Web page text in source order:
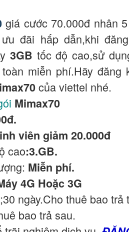
giá cước 70.000đ nhân
đãi hấp dẫn,khi
3GB tốc độ cao,sử
miễn phí.Hãy đăng
của viettel nhé.
Mimax70
viên giảm 20.000đ
cao:3.GB.
Miễn phí.
4G Hoặc 3G
ngày.Cho thuê bao trả
bao trả sau.